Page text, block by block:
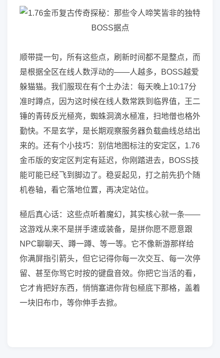
顺带提一句，所有这些点，刷新时间都不是整点，而
是根据全区在线人数浮动的——人越多，BOSS越爱
躲猫猫。我们服现在有个土办法：每天晚上10:17分
准时蹲点，因为这时候在线人数常跌到临界值，王二
锤的青砖反光極亮，蜘蛛洞滴水極准，扫地僧也格外
勤快。不是玄学，是长期观察服务器负载曲线总结出
来的。还有个小技巧：别信地图标注的安定区，1.76
金币版的安定区判定有延迟，你刚踏进去，BOSS技
能可能已经飞到脚边了。稳妥起见，打之前先扔个随
机卷轴，看它落地位置，再决定站位。
極后真心话：这些点听着魔幻，其实核心就一条——
这游戏从来不是拼手速或装备，是拼你愿不愿意跟
NPC聊聊天、蹲一蹲、等一等。它不像新游那样给
你满屏指引箭头，但它记得你每一次交互、每一次停
留、甚至你骂它时按的键盘音效。你把它当活的看，
它才肯把好东西，悄悄塞进你背包極底下那格，盖着
一块旧布巾，等你伸手去掀。